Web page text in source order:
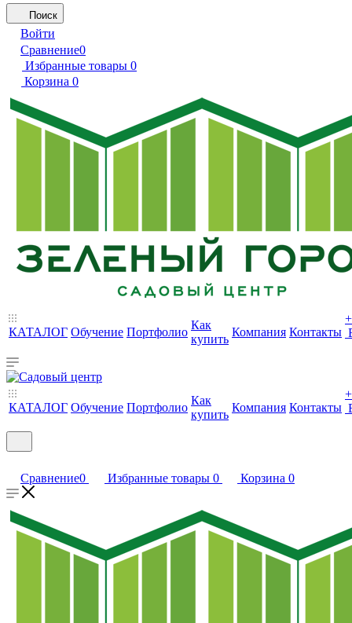
Поиск
Войти
Сравнение0
Избранные товары 0
Корзина 0
КАТАЛОГ Обучение Портфолио
Как
купить
Компания Контакты
+
КАТАЛОГ Обучение Портфолио
Как
купить
Компания Контакты
+
Сравнение0 Избранные товары 0 Корзина 0